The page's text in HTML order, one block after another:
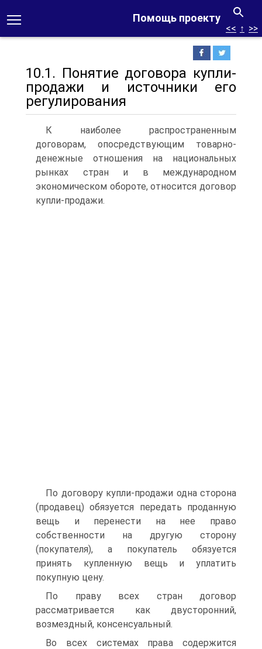
Помощь проекту
<< ↑ >>
10.1. Понятие договора купли-
продажи и источники его
регулирования
К наиболее распространенным
договорам, опосредствующим товарно-
денежные отношения на национальных
рынках стран и в международном
экономическом обороте, относится договор
купли-продажи.
По договору купли-продажи одна сторона
(продавец) обязуется передать проданную
вещь и перенести на нее право
собственности на другую сторону
(покупателя), а покупатель обязуется
принять купленную вещь и уплатить
покупную цену.
По праву всех стран договор
рассматривается как двусторонний,
возмездный, консенсуальный.
Во всех системах права содержится